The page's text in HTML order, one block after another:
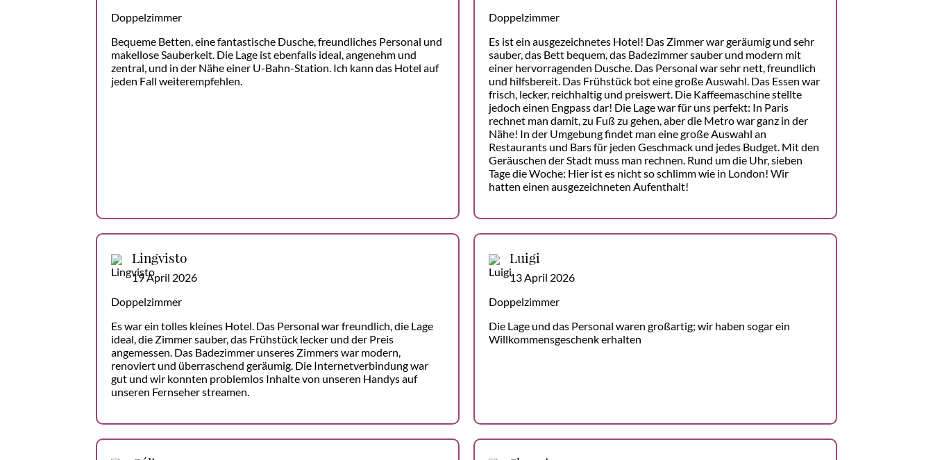
Doppelzimmer
Bequeme Betten, eine fantastische Dusche, freundliches Personal und
makellose Sauberkeit. Die Lage ist ebenfalls ideal, angenehm und
zentral, und in der Nähe einer U-Bahn-Station. Ich kann das Hotel auf
jeden Fall weiterempfehlen.
Doppelzimmer
Es ist ein ausgezeichnetes Hotel! Das Zimmer war geräumig und sehr
sauber, das Bett bequem, das Badezimmer sauber und modern mit
einer hervorragenden Dusche. Das Personal war sehr nett, freundlich
und hilfsbereit. Das Frühstück bot eine große Auswahl. Das Essen war
frisch, lecker, reichhaltig und preiswert. Die Kaffeemaschine stellte
jedoch einen Engpass dar! Die Lage war für uns perfekt: In Paris
rechnet man damit, zu Fuß zu gehen, aber die Metro war ganz in der
Nähe! In der Umgebung findet man eine große Auswahl an
Restaurants und Bars für jeden Geschmack und jedes Budget. Mit den
Geräuschen der Stadt muss man rechnen. Rund um die Uhr, sieben
Tage die Woche: Hier ist es nicht so schlimm wie in London! Wir
hatten einen ausgezeichneten Aufenthalt!
Lingvisto
19 April 2026
Doppelzimmer
Es war ein tolles kleines Hotel. Das Personal war freundlich, die Lage
ideal, die Zimmer sauber, das Frühstück lecker und der Preis
angemessen. Das Badezimmer unseres Zimmers war modern,
renoviert und überraschend geräumig. Die Internetverbindung war
gut und wir konnten problemlos Inhalte von unseren Handys auf
unseren Fernseher streamen.
Luigi
13 April 2026
Doppelzimmer
Die Lage und das Personal waren großartig; wir haben sogar ein
Willkommensgeschenk erhalten